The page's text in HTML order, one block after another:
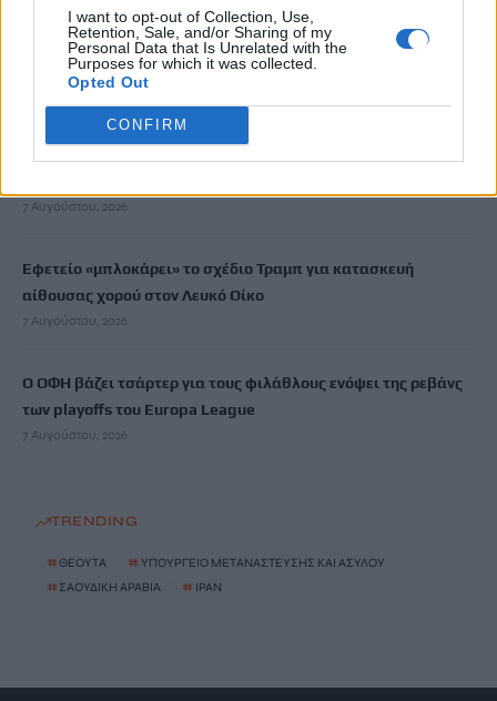
I want to opt-out of Collection, Use,
Retention, Sale, and/or Sharing of my
Personal Data that Is Unrelated with the
Purposes for which it was collected.
Opted Out
CONFIRM
Απορρίπτει το Ιράν τη συμφωνία Σαουδικής Αραβίας,
Τουρκίας και Πακιστάν – «Είναι μόνο στα χαρτιά»
7 Αυγούστου, 2026
«Του χρόνου σχεδιάζουμε να επιστρέψουμε στην Κρήτη»: Τι
7 Αυγούστου, 2026
Εφετείο «μπλοκάρει» το σχέδιο Τραμπ για κατασκευή
αίθουσας χορού στον Λευκό Οίκο
7 Αυγούστου, 2026
Ο ΟΦΗ βάζει τσάρτερ για τους φιλάθλους ενόψει της ρεβάνς
των playoffs του Europa League
7 Αυγούστου, 2026
TRENDING
#ΘΕΟΥΤΑ # ΥΠΟΥΡΓΕΙΟ ΜΕΤΑΝΑΣΤΕΥΣΗΣ ΚΑΙ ΑΣΥΛΟΥ
# ΣΑΟΥΔΙΚΗ ΑΡΑΒΙΑ # ΙΡΑΝ